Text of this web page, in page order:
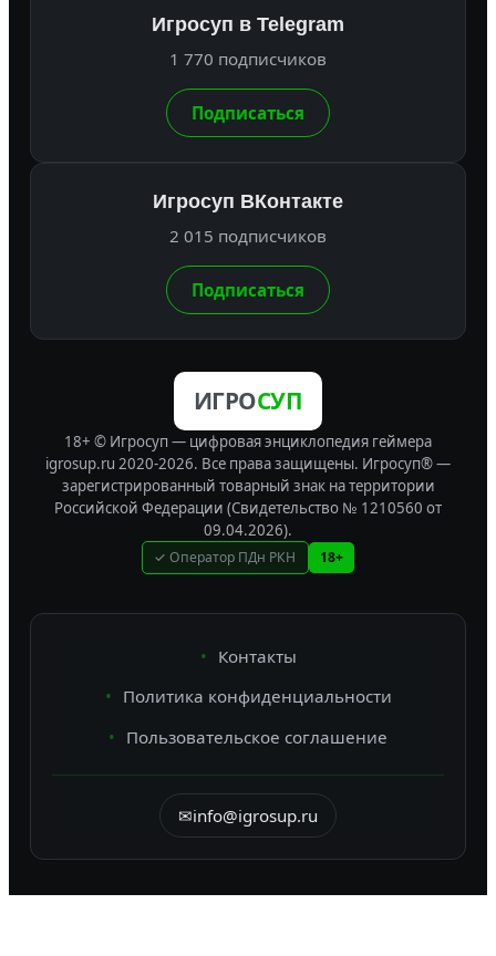
Игросуп в Telegram
1 770 подписчиков
Подписаться
Игросуп ВКонтакте
2 015 подписчиков
Подписаться
ИГРОСУП
18+ © Игросуп — цифровая энциклопедия геймера
igrosup.ru 2020-2026. Все права защищены. Игросуп® —
зарегистрированный товарный знак на территории
Российской Федерации (Свидетельство № 1210560 от
09.04.2026).
✓ Оператор ПДн РКН 18+
Контакты
Политика конфиденциальности
Пользовательское соглашение
✉info@igrosup.ru